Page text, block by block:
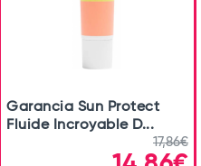
Garancia Sun Protect
Fluide Incroyable D...
17,86€